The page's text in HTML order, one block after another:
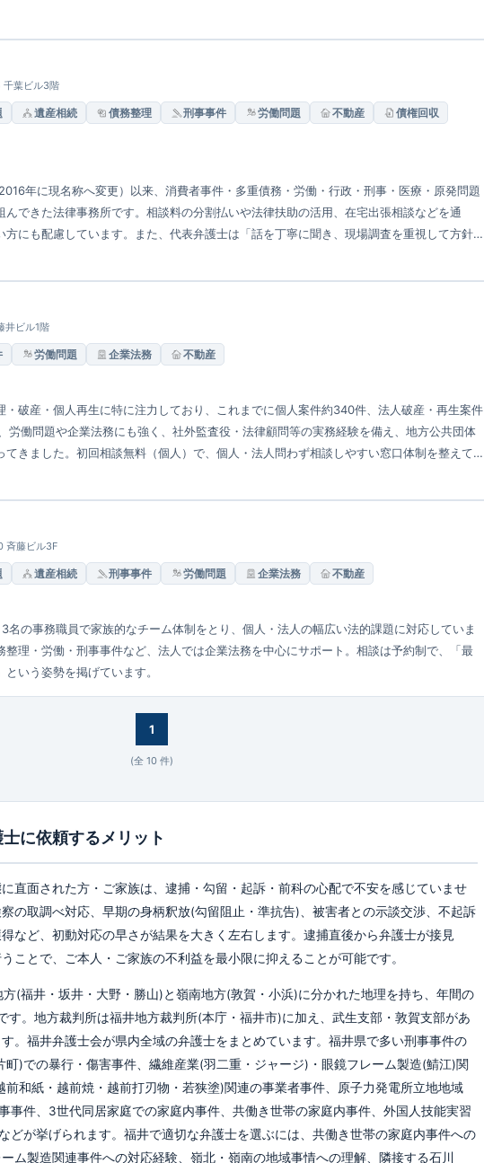
り、夜間・土日祝日の相談も柔軟に対応しています。
葉ビル3階
遺産相続 債務整理 刑事事件 労働問題 不動産
債権回収
年に現名称へ変更）以来、消費者事件・多重債務・労働・行政・刑事・医療・原発問題
んできた法律事務所です。相談料の分割払いや法律扶助の活用、在宅出張相談などを通
方にも配慮しています。また、代表弁護士は「話を丁寧に聞き、現場調査を重視して方針
井ビル1階
労働問題 企業法務 不動産
・破産・個人再生に特に注力しており、これまでに個人案件約340件、法人破産・再生案件
労働問題や企業法務にも強く、社外監査役・法律顧問等の実務経験を備え、地方公共団体
きました。初回相談無料（個人）で、個人・法人問わず相談しやすい窓口体制を整えて
斉藤ビル3F
遺産相続 刑事事件 労働問題 企業法務 不動産
名の事務職員で家族的なチーム体制をとり、個人・法人の幅広い法的課題に対応していま
理・労働・刑事事件など、法人では企業法務を中心にサポート。相談は予約制で、「最
いう姿勢を掲げています。
1
(全 10 件)
に依頼するメリット
直面された方・ご家族は、逮捕・勾留・起訴・前科の心配で不安を感じていませ
の取調べ対応、早期の身柄釈放(勾留阻止・準抗告)、被害者との示談交渉、不起訴
など、初動対応の早さが結果を大きく左右します。逮捕直後から弁護士が接見
ことで、ご本人・ご家族の不利益を最小限に抑えることが可能です。
(福井・坂井・大野・勝山)と嶺南地方(敦賀・小浜)に分かれた地理を持ち、年間の
す。地方裁判所は福井地方裁判所(本庁・福井市)に加え、武生支部・敦賀支部があ
。福井弁護士会が県内全域の弁護士をまとめています。福井県で多い刑事事件の
)での暴行・傷害事件、繊維産業(羽二重・ジャージ)・眼鏡フレーム製造(鯖江)関
和紙・越前焼・越前打刃物・若狭塗)関連の事業者事件、原子力発電所立地地域
事件、3世代同居家庭での家庭内事件、共働き世帯の家庭内事件、外国人技能実習
どが挙げられます。福井で適切な弁護士を選ぶには、共働き世帯の家庭内事件への
ム製造関連事件への対応経験、嶺北・嶺南の地域事情への理解、隣接する石川